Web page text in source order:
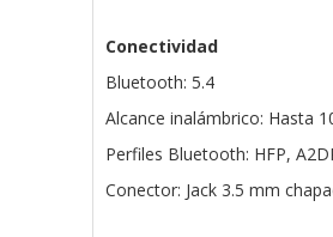
Conectividad
Bluetooth: 5.4
Alcance inalámbrico: Hasta
Perfiles Bluetooth: HFP,
Conector: Jack 3.5 mm